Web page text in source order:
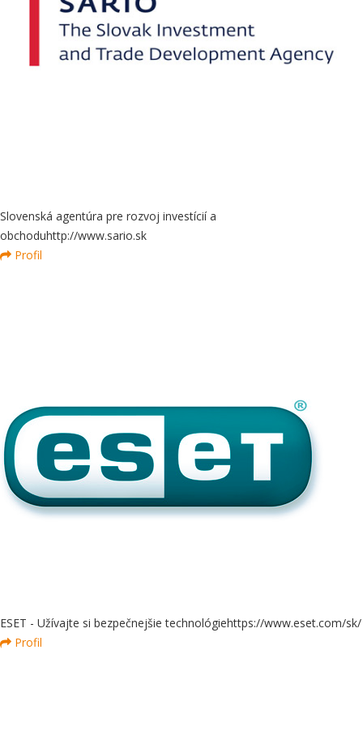
Slovenská agentúra pre rozvoj investícií a
obchoduhttp://www.sario.sk
Profil
ESET - Užívajte si bezpečnejšie technológiehttps://www.eset.com/sk/
Profil